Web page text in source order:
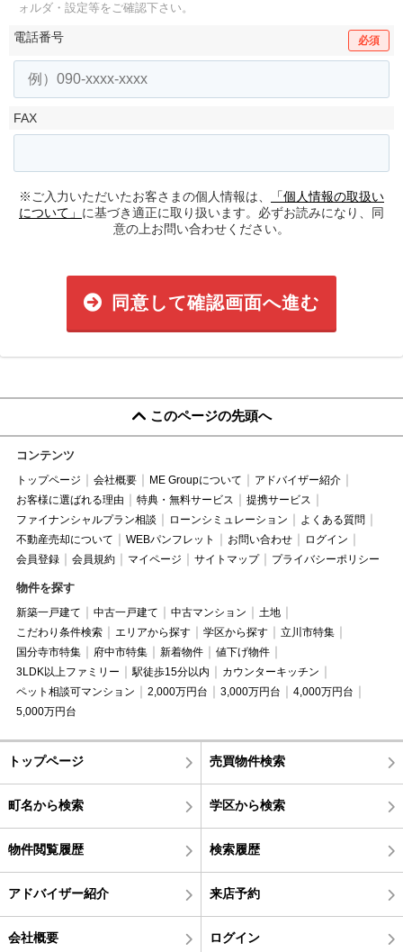
ォルダ・設定等をご確認下さい。
電話番号 必須
FAX
※ご入力いただいたお客さまの個人情報は、
「個人情報の取扱い
について」 に基づき適正に取り扱います。必ずお読みになり、同
意の上お問い合わせください。
同意して確認画面へ進む
このページの先頭へ
コンテンツ
トップページ 会社概要 ME Groupについて
アドバイザー紹介
お客様に選ばれる理由
特典・無料サービス
提携サービス
ファイナンシャルプラン相談
ローンシミュレーション
よくある質問
不動産売却について
WEBパンフレット お問い合わせ
ログイン
会員登録
会員規約 マイページ サイトマップ プライバシーポリシー
物件を探す
新築一戸建て 中古一戸建て 中古マンション
土地
こだわり条件検索
エリアから探す 学区から探す
立川市特集
国分寺市特集
府中市特集 新着物件
値下げ物件
3LDK以上ファミリー
駅徒歩15分以内
カウンターキッチン
ペット相談可マンション
2,000万円台 3,000万円台
4,000万円台
5,000万円台
トップページ 売買物件検索
町名から検索 学区から検索
物件閲覧履歴 検索履歴
アドバイザー紹介 来店予約
会社概要 ログイン